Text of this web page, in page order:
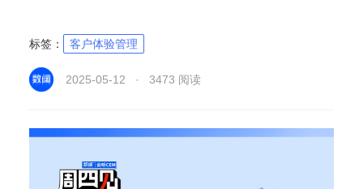
标签： 客户体验管理
2025-05-12 · 3473 阅读